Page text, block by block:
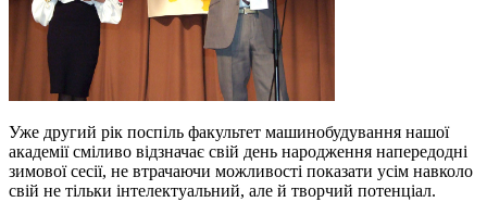
Уже другий рік поспіль факультет машинобудування нашої
академії сміливо відзначає свій день народження напередодні
зимової сесії, не втрачаючи можливості показати усім навколо
свій не тільки інтелектуальний, але й творчий потенціал.